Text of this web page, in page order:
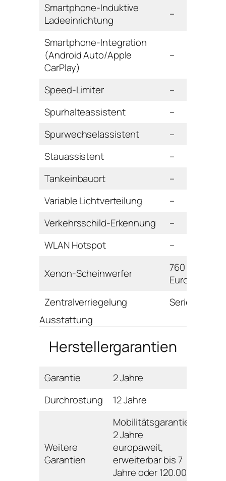
Smartphone-Induktive
Ladeeinrichtung
–
Smartphone-Integration
(Android Auto/Apple
CarPlay)
–
Speed-Limiter
–
Spurhalteassistent
–
Spurwechselassistent
–
Stauassistent
–
Tankeinbauort
–
Variable Lichtverteilung
–
Verkehrsschild-Erkennung
–
WLAN Hotspot
–
Xenon-Scheinwerfer
760
Euro
Zentralverriegelung
Serie
Ausstattung
Herstellergarantien
Garantie
2 Jahre
Durchrostung
12 Jahre
Weitere
Garantien
Mobilitätsgarantie:
2 Jahre
europaweit,
erweiterbar bis 7
Jahre oder 120.000